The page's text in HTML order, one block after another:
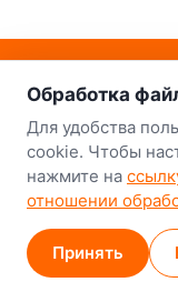
о нас
8-й
GPS
Обработка
Для удобства
cookie. Чтобы
нажмите на
отношении
Принять